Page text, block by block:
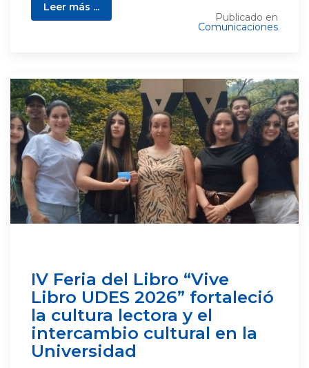
Leer más ...
Publicado en
Comunicaciones
IV Feria del Libro “Vive
Libro UDES 2026” fortaleció
la cultura lectora y el
intercambio cultural en la
Universidad